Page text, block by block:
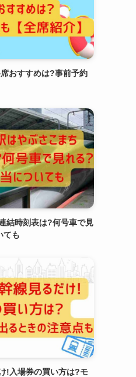
おすすめは?事前予約
結時刻表は?何号車で見
ても
!入場券の買い方は?モ